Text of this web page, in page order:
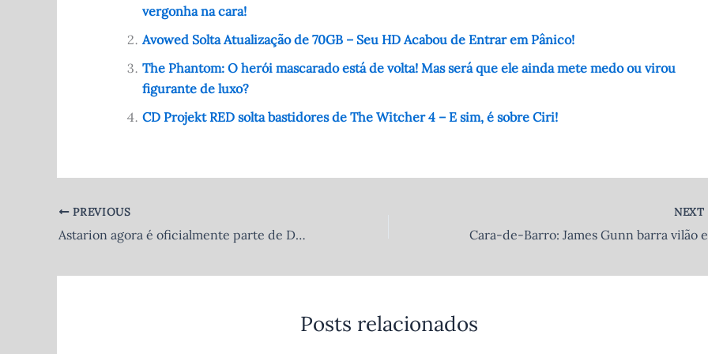
o
o
t A
p
p
r
vergonha na cara!
Avowed Solta Atualização de 70GB – Seu HD Acabou de Entrar em Pânico!
The Phantom: O herói mascarado está de volta! Mas será que ele ainda mete medo ou virou
figurante de luxo?
CD Projekt RED solta bastidores de The Witcher 4 – E sim, é sobre Ciri!
PREVIOUS
Astarion agora é oficialmente parte de Dungeons & Dragons – Baldur’s Gate 3 dominando o cânone!
NEXT
Posts relacionados